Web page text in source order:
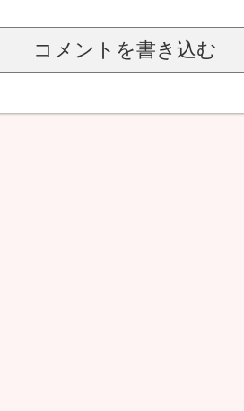
コメントを書き込む